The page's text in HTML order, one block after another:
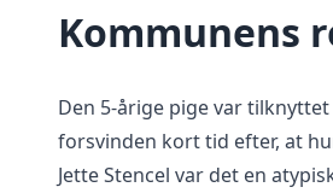
Kommunens
Den 5-årige pige var
forsvinden kort tid efter, at
Jette Stencel var det en